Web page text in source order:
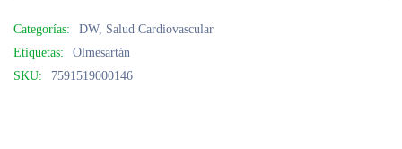
Categorías: DW, Salud Cardiovascular
Etiquetas:
Olmesartán
SKU:
7591519000146